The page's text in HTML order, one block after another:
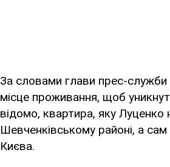
За словами глави прес-
місце проживання, щоб
відомо, квартира, яку Луценко
Шевченківському районі, а
Києва.